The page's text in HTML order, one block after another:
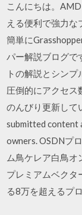
こんにちは。
える便利で強力
簡単に
パー解説ブログで
トの解説とシン
圧倒的にアクセス
のんびり更新して
submitted content
owners. OSDNプ
ム鳥ケレア白鳥
プレミアムベクタ
る8万を超えるプ